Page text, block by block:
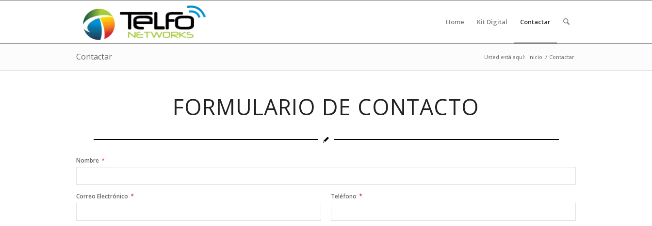
Home Kit Digital Contactar
Contactar Usted está aquí: Inicio / Contactar
FORMULARIO DE CONTACTO
Nombre *
Correo Electrónico * Teléfono *